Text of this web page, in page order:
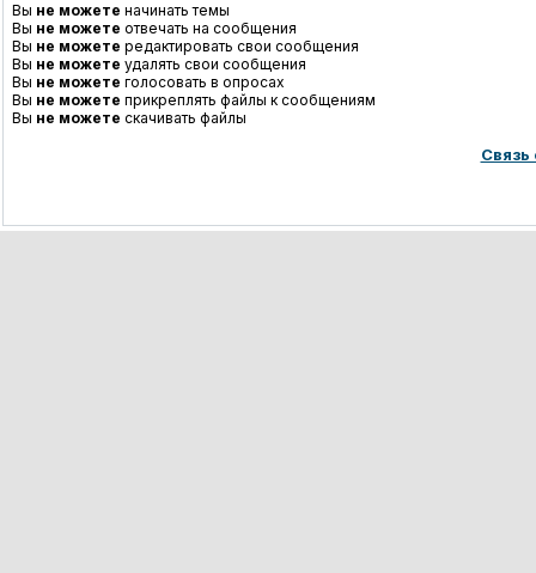
Вы не можете начинать темы
Вы не можете отвечать на сообщения
Вы не можете редактировать свои сообщения
Вы не можете удалять свои сообщения
Вы не можете голосовать в опросах
Вы не можете прикреплять файлы к сообщениям
Вы не можете скачивать файлы